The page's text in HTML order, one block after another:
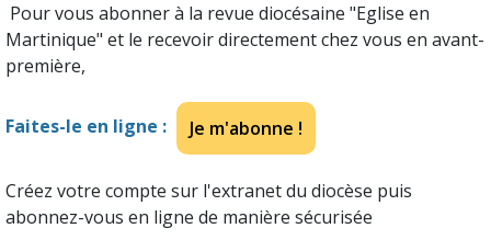
Pour vous abonner à la revue diocésaine "Eglise en
Martinique" et le recevoir directement chez vous en avant-
première,
Faites-le en ligne : Je m'abonne !
Créez votre compte sur l'extranet du diocèse puis
abonnez-vous en ligne de manière sécurisée